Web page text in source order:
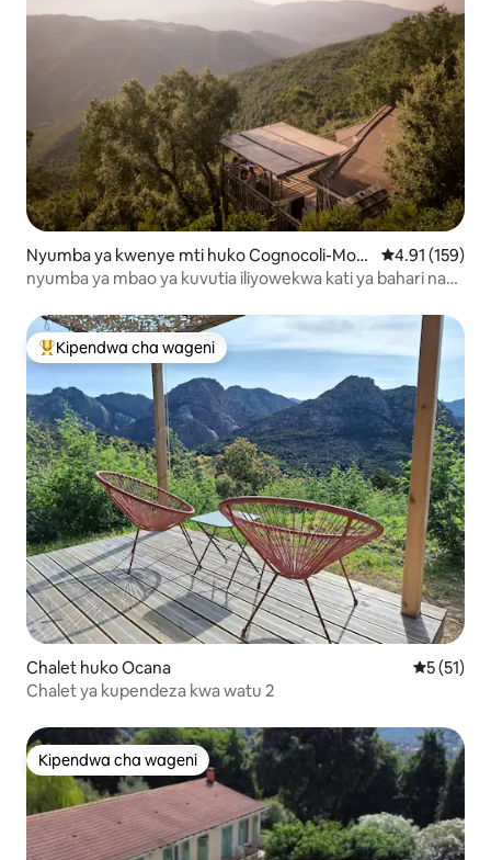
Nyumba ya kwenye mti huko Cognocoli-Mont
icchi
Ukadiriaji wa
4.91 (159)
nyumba ya mbao ya kuvutia iliyowekwa kati ya bahari na
Kipendwa maarufu cha wageni
Kipendwa cha wageni
Chalet huko Ocana Ukadiriaji
5 (51)
Chalet ya kupendeza kwa watu 2
Kipendwa cha wageni
Kipendwa cha wageni